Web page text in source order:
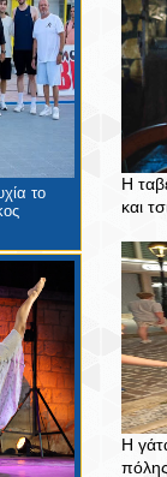
το
Η
και
Η